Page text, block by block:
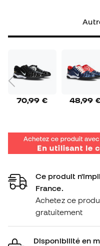
70,99 € 48,99
Ce produit
France.
Achetez ce
gratuitement
Disponibilité en